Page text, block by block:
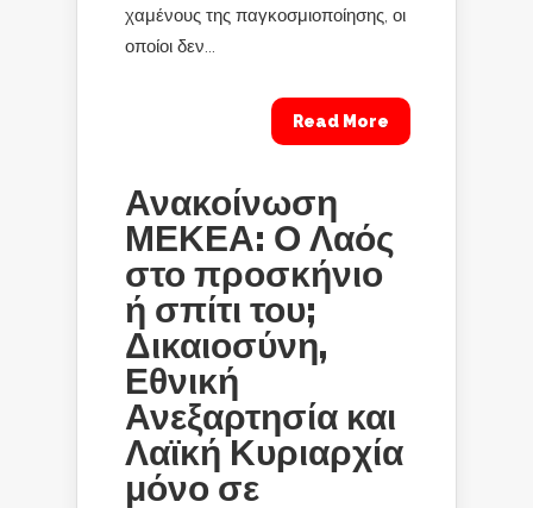
χαμένους της παγκοσμιοποίησης, οι
οποίοι δεν...
Read More
Ανακοίνωση
ΜΕΚΕΑ: Ο Λαός
στο προσκήνιο
ή σπίτι του;
Δικαιοσύνη,
Εθνική
Ανεξαρτησία και
Λαϊκή Κυριαρχία
μόνο σε